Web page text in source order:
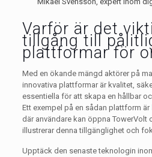
Varför är det
tillgång till
plattformar för
Med en ökande mängd aktörer på
innovativa plattformar är kvalitet,
essentiella för att skapa en hållbar
Ett exempel på en sådan plattform är
där användare kan öppna TowerVolt
illustrerar denna tillgänglighet och
Upptäck den senaste teknologin